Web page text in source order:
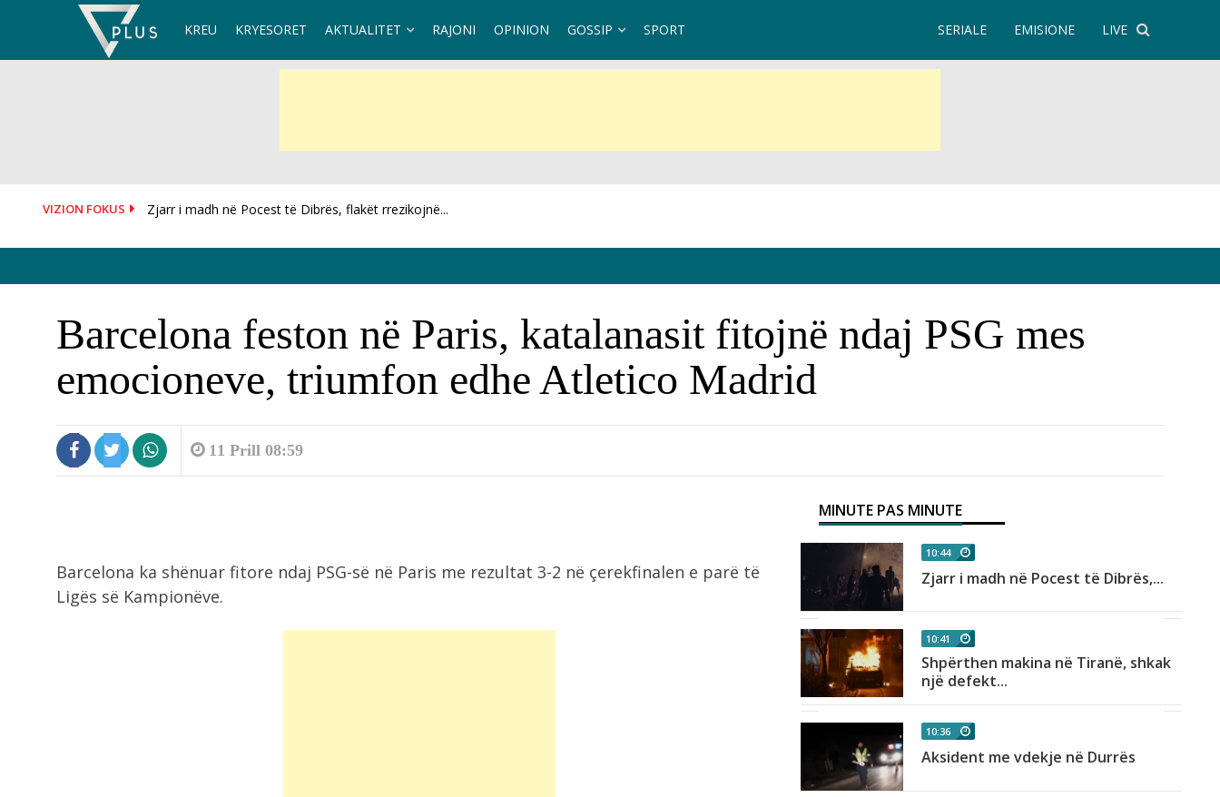
KREU KRYESORET AKTUALITET RAJONI OPINION GOSSIP SPORT LIVE
EMISIONE
SERIALE
VIZION FOKUS Shpërthen makina në Tiranë, shkak një defekt teknik
Barcelona feston në Paris, katalanasit fitojnë ndaj PSG mes
emocioneve, triumfon edhe Atletico Madrid
11 Prill 08:59
Barcelona ka shënuar fitore ndaj PSG-së në Paris me rezultat 3-2 në çerekfinalen e parë të
Ligës së Kampionëve.
MINUTE PAS MINUTE
Zjarri në Rriban, deputeti Jahaj dhe
kryebashkiaku...
Pesë ushqime që ndihmojnë në
10:44
Zjarr i madh në Pocest të Dibrës,...
10:41
Shpërthen makina në Tiranë, shkak
një defekt...
10:36
Aksident me vdekje në Durrës